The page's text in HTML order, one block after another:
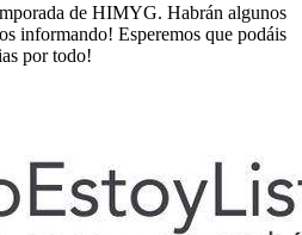
de HIMYG. Habrán algunos
informando! Esperemos que podáis
por todo!